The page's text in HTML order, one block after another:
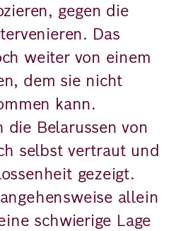
gegen die
Das
weiter von einem
dem sie nicht
kann.
die Belarussen von
selbst vertraut und
gezeigt.
allein
schwierige Lage